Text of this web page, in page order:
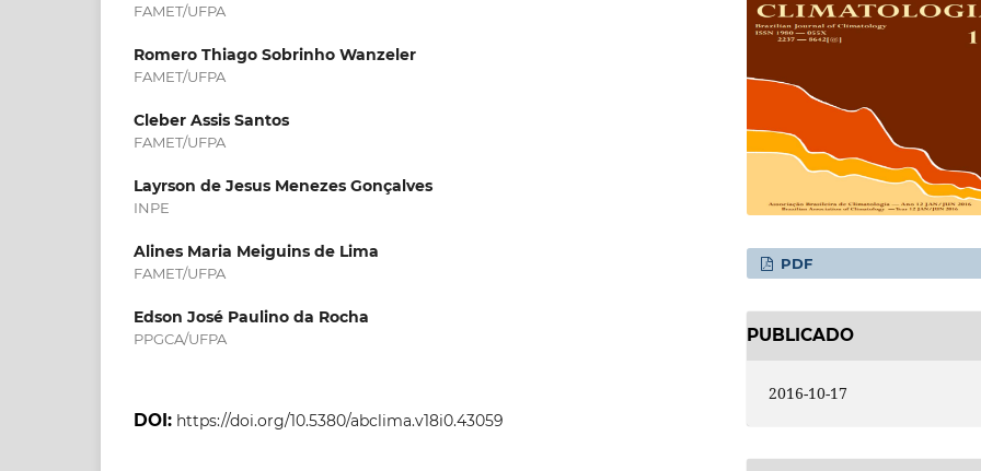
FAMET/UFPA
Romero Thiago Sobrinho Wanzeler
FAMET/UFPA
Cleber Assis Santos
FAMET/UFPA
Layrson de Jesus Menezes Gonçalves
INPE
Alines Maria Meiguins de Lima
FAMET/UFPA
Edson José Paulino da Rocha
PPGCA/UFPA
DOI: https://doi.org/10.5380/abclima.v18i0.43059
PDF
PUBLICADO
2016-10-17